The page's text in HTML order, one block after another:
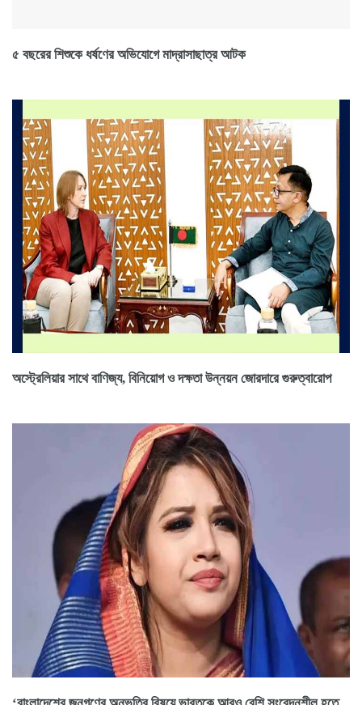
৫ বছরের শিশুকে ধর্ষণের অভিযোগে মাদ্রাসাছাত্র আটক
অস্ট্রেলিয়ার সাথে বাণিজ্য, বিনিয়োগ ও দক্ষতা উন্নয়ন জোরদারে গুরুত্বারোপ